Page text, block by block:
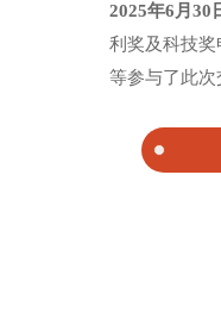
2025年6月30
利奖及科技
等参与了此次